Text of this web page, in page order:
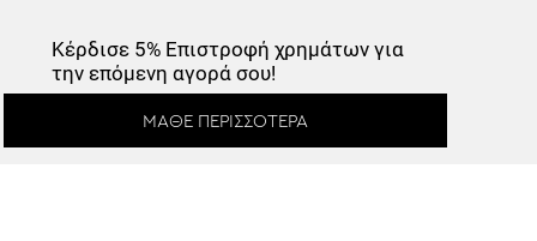
Κέρδισε 5% Επιστροφήχρημάτων για
την επόμενη αγορά σου!
ΜΆΘΕ ΠΕΡΙΣΣΌΤΕΡΑ
Κέρδισε -10%
Κάνε εγγραφή στο Newsletter και